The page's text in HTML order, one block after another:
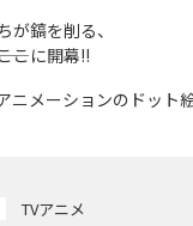
が鎬を削る、
こに開幕!!
ニメーションのドット
TVアニメ